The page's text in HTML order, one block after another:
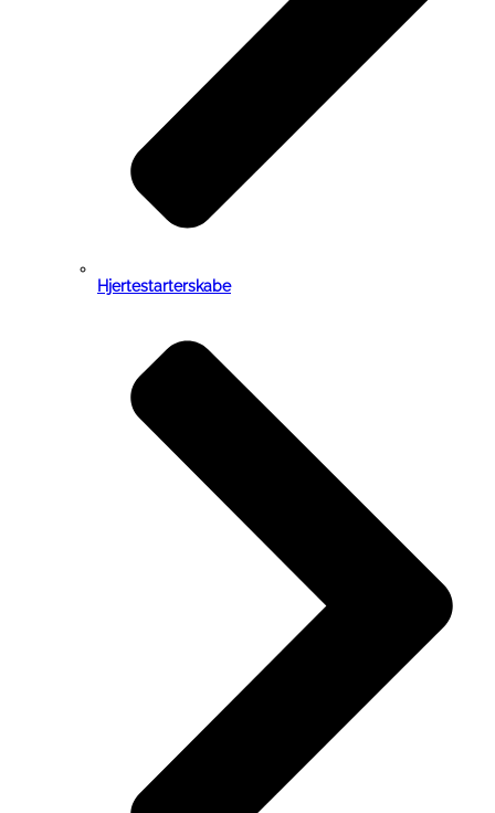
Hjertestarterskabe